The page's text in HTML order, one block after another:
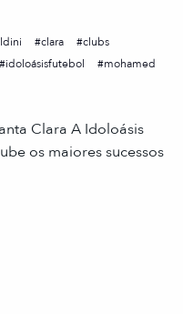
clara
clubs
idoloásisfutebol
mohamed
Clara A Idoloásis
os maiores sucessos